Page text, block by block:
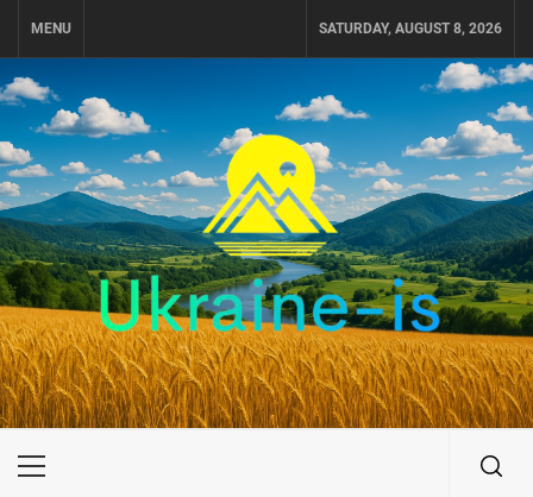
MENU SATURDAY, AUGUST 8, 2026
UKRAINE-IS
ПОДОРОЖI ПО УКРАЇНІ
Primary